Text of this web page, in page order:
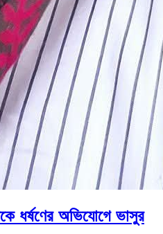
ধর্ষণের অভিযোগে ভাসুর